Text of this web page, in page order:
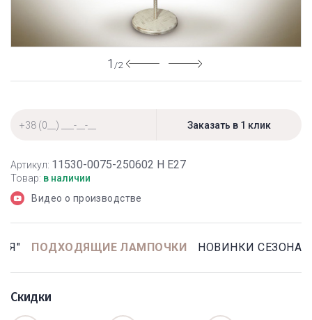
1 /2
Артикул: 11530-0075-250602 Н Е27
Товар: в наличии
Видео о производстве
ПОДХОДЯЩИЕ ЛАМПОЧКИ НОВИНКИ СЕЗОНА
Скидки